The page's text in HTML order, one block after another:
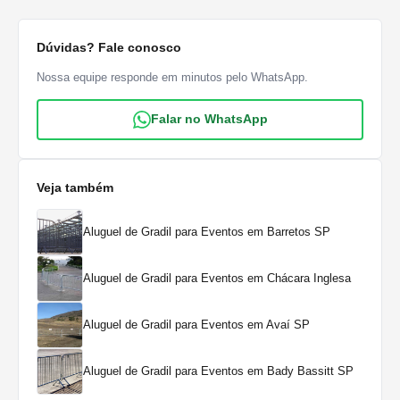
Dúvidas? Fale conosco
Nossa equipe responde em minutos pelo WhatsApp.
Falar no WhatsApp
Veja também
Aluguel de Gradil para Eventos em Barretos SP
Aluguel de Gradil para Eventos em Chácara Inglesa
Aluguel de Gradil para Eventos em Avaí SP
Aluguel de Gradil para Eventos em Bady Bassitt SP